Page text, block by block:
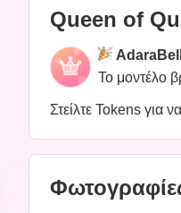
Queen of
AdaraBell
Το μοντέλο
Στείλτε Tokens για